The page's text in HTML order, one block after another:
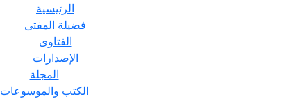
الرئيسية
فضيلة المفتى
الفتاوى
الإصدارات
المجلة
الكتب والموسوعات